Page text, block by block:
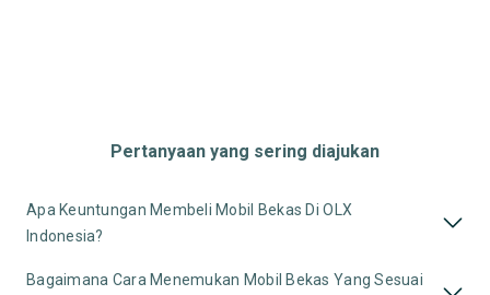
Pertanyaan yang sering diajukan
Apa Keuntungan Membeli Mobil Bekas Di OLX
Indonesia?
Bagaimana Cara Menemukan Mobil Bekas Yang Sesuai